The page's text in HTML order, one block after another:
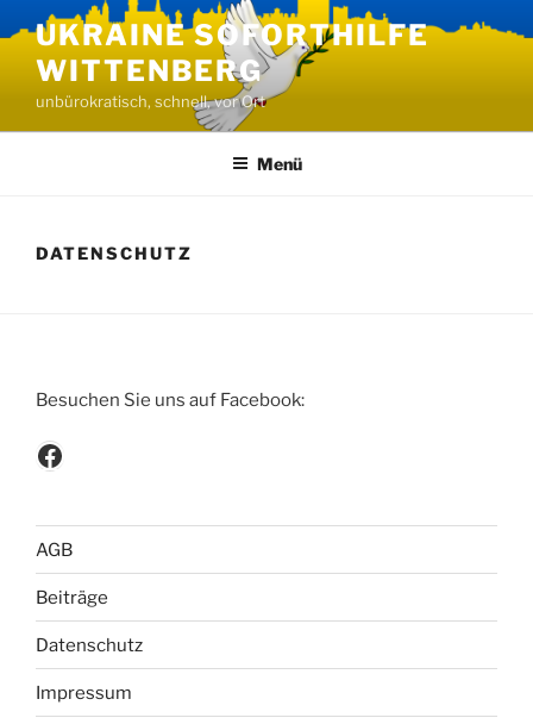
Inhalt
springen
UKRAINE SOFORTHILFE
WITTENBERG
unbürokratisch, schnell, vor Ort
Menü
DATENSCHUTZ
Besuchen Sie uns auf Facebook:
Besuchen Sie uns auf Facebook
AGB
Beiträge
Datenschutz
Impressum